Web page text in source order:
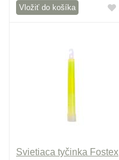
Vložiť do košíka
Svietiaca tyčinka Fostex